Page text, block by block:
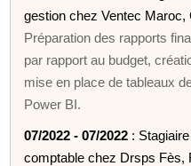
gestion chez Ventec Maroc,
Préparation des rapports
par rapport au budget,
mise en place de tableaux
Power BI.
07/2022 - 07/2022 :
comptable chez Drsps Fès,